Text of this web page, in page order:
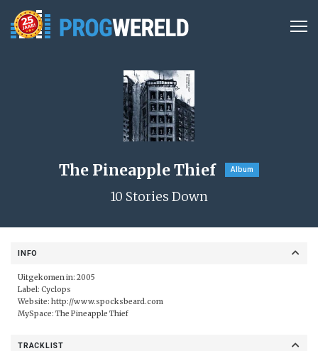
The Pineapple Thief Album
10 Stories Down
INFO
Uitgekomen in: 2005
Label: Cyclops
Website: http://www.spocksbeard.com
MySpace: The Pineapple Thief
TRACKLIST